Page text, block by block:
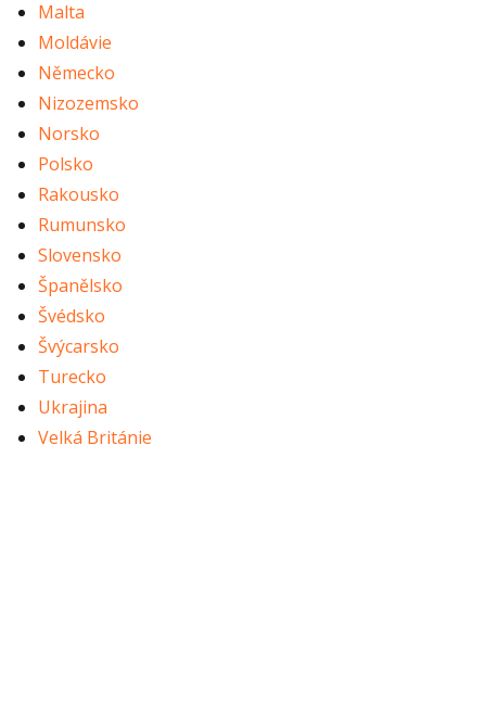
Malta
Moldávie
Německo
Nizozemsko
Norsko
Polsko
Rakousko
Rumunsko
Slovensko
Španělsko
Švédsko
Švýcarsko
Turecko
Ukrajina
Velká Británie